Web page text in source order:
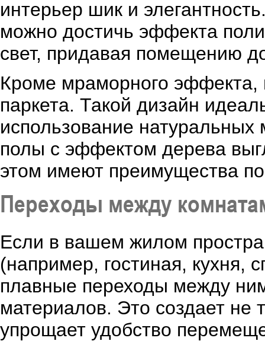
интерьер шик и
можно достичь эффекта
свет, придавая помещению
Кроме мраморного эффекта,
паркета. Такой дизайн
использование
полы с эффектом дерева
этом имеют преимущества
Переходы между
Если в вашем жилом
(например, гостиная, кухня,
плавные переходы между
материалов. Это создает не
упрощает удобство